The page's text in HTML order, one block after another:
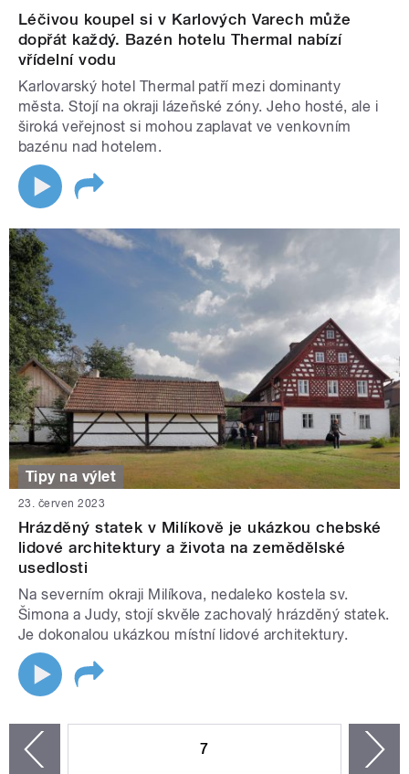
Léčivou koupel si v Karlových Varech může
dopřát každý. Bazén hotelu Thermal nabízí
vřídelní vodu
Karlovarský hotel Thermal patří mezi dominanty
města. Stojí na okraji lázeňské zóny. Jeho hosté, ale i
široká veřejnost si mohou zaplavat ve venkovním
bazénu nad hotelem.
Tipy na výlet
23. červen 2023
Hrázděný statek v Milíkově je ukázkou chebské
lidové architektury a života na zemědělské
usedlosti
Na severním okraji Milíkova, nedaleko kostela sv.
Šimona a Judy, stojí skvěle zachovalý hrázděný statek.
Je dokonalou ukázkou místní lidové architektury.
7